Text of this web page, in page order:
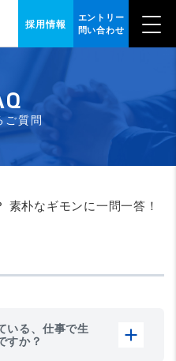
採用情報
エントリー
問い合わせ
ご質問
素朴なギモンに一問一答！
いる、仕事で生
すか？